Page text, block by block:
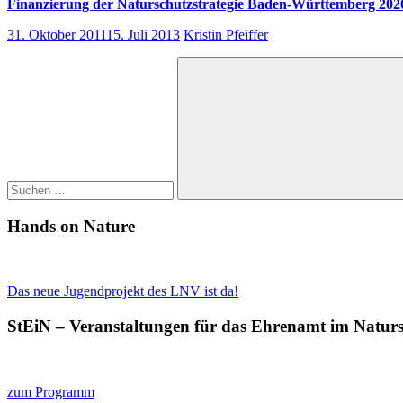
Finanzierung der Naturschutzstrategie Baden-Württemberg
31. Oktober 201115. Juli 2013 Kristin Pfeiffer
Suchen
Hands on Nature
Das neue Jugendprojekt des LNV ist da!
StEiN – Veranstaltungen für das Ehrenamt im
zum Programm